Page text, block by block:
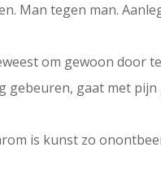
Man tegen man.
om gewoon door
gaat met
is kunst zo